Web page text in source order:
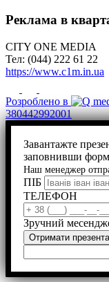
Реклама в
CITY ONE MEDIA
Тел: (044) 222 61 22
https://www.c1m.in.ua
Розроблено в
380442992001
Завантажте
заповнивши
Наш менеджер
ПІБ
ТЕЛЕФОН
Зручний